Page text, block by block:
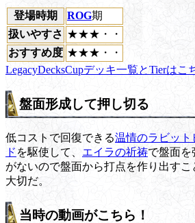
登場時期 ROG期
扱いやすさ ★★★・・
おすすめ度 ★★★・・
LegacyDecksCupデッキ一覧とTierはこ
盤面形成して押し切る
低コストで回復できる温情のラビット
ド を駆使して、 エイラの祈祷で盤面を
がないので盤面から打点を作り出す
大切だ。
当時の動画がこちら！